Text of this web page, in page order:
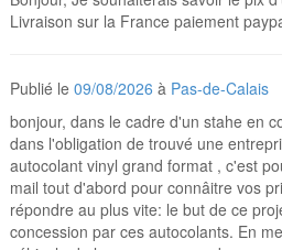
Livraison sur la France paiement
Publié le09/08/2026 à Pas-de-Calais
bonjour, dans le cadre d'un stahe en
dans l'obligation de trouvé une
autocolant vinyl grand format , c'est
mail tout d'abord pour connâitre vos
répondre au plus vite: le but de ce
concession par ces autocolants. En